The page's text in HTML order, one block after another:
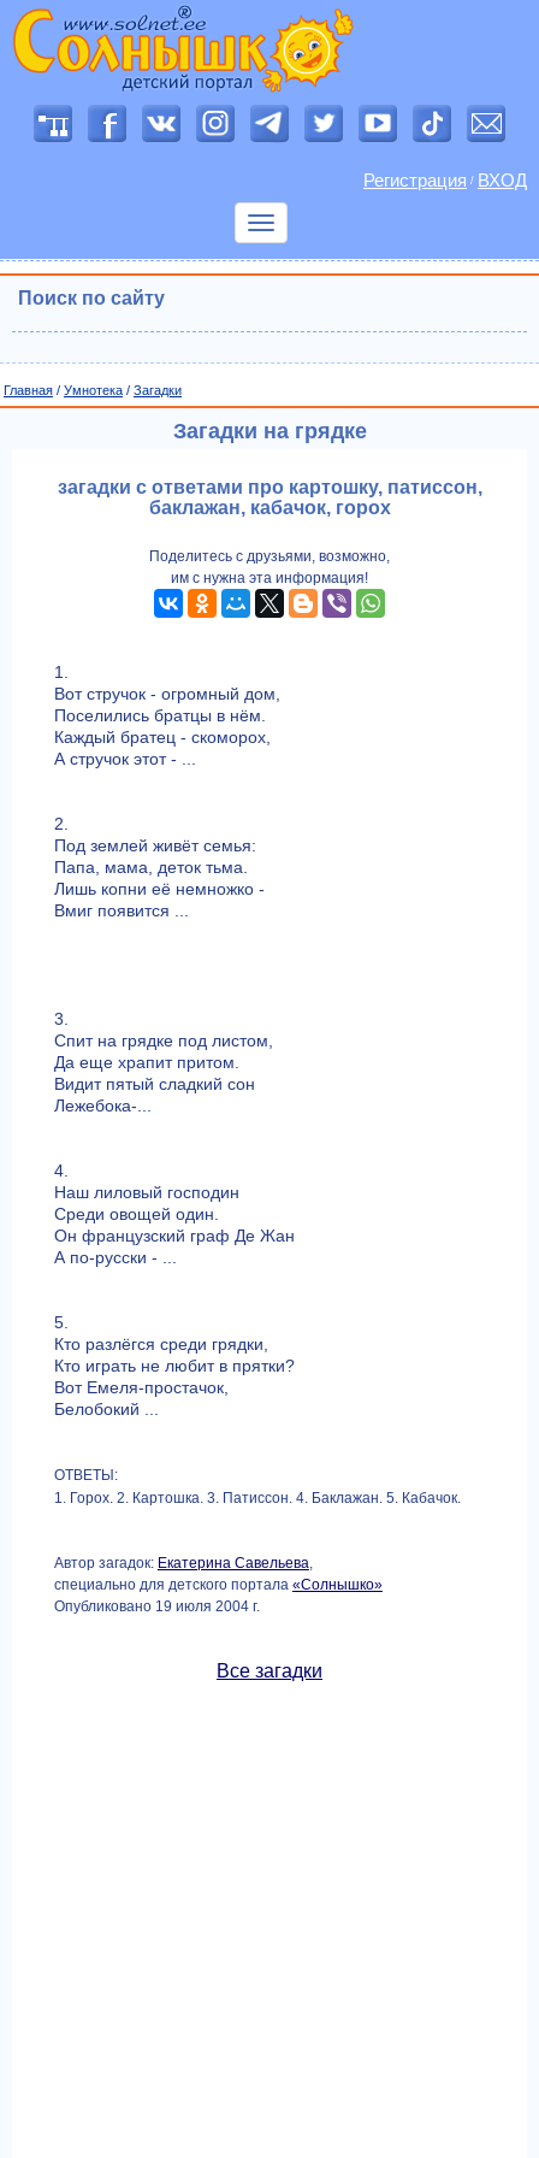
Регистрация / ВХОД
Показать
Поиск по сайту
Главная / Умнотека / Загадки
Загадки на грядке
загадки с ответами про картошку, патиссон,
баклажан, кабачок, горох
Поделитесь с друзьями, возможно,
им с нужна эта информация!
1.
Вот стручок - огромный дом,
Поселились братцы в нём.
Каждый братец - скоморох,
А стручок этот - ...
2.
Под землей живёт семья:
Папа, мама, деток тьма.
Лишь копни её немножко -
Вмиг появится ...
3.
Спит на грядке под листом,
Да еще храпит притом.
Видит пятый сладкий сон
Лежебока-...
4.
Наш лиловый господин
Среди овощей один.
Он французский граф Де Жан
А по-русски - ...
5.
Кто разлёгся среди грядки,
Кто играть не любит в прятки?
Вот Емеля-простачок,
Белобокий ...
ОТВЕТЫ:
1. Горох. 2. Картошка. 3. Патиссон. 4. Баклажан. 5. Кабачок.
Автор загадок: Екатерина Савельева,
специально для детского портала «Солнышко»
Опубликовано 19 июля 2004 г.
Все загадки